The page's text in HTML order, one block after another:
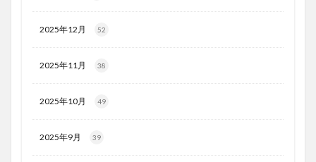
2025年12月 52
2025年11月 38
2025年10月 49
2025年9月 39